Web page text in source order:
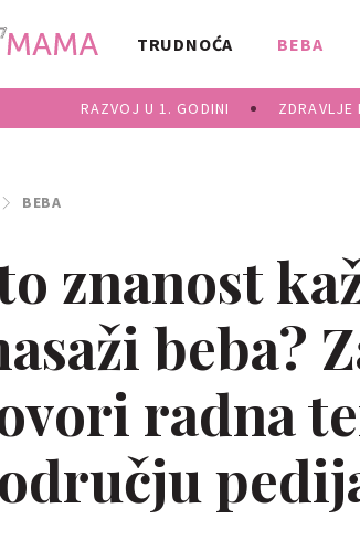
TRUDNOĆA BEBA
RAZVOJ U 1. GODINI ZDRAVLJE
BEBA
znanost
beba?
radna